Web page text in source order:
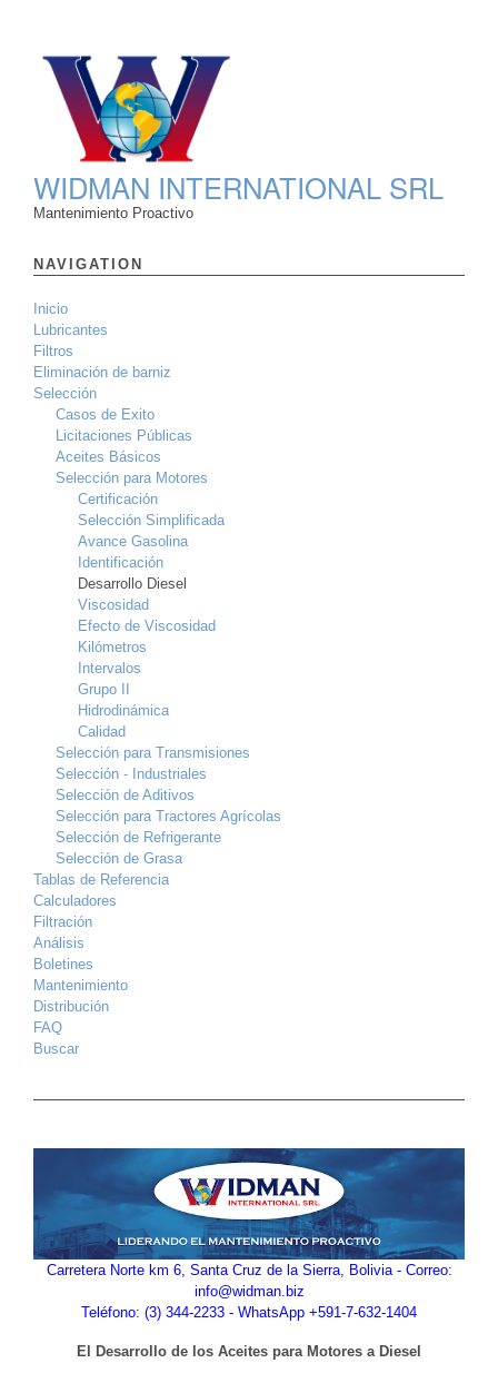
WIDMAN INTERNATIONAL SRL
Mantenimiento Proactivo
NAVIGATION
Inicio
Lubricantes
Filtros
Eliminación de barniz
Selección
Casos de Exito
Licitaciones Públicas
Aceites Básicos
Selección para Motores
Certificación
Selección Simplificada
Avance Gasolina
Identificación
Desarrollo Diesel
Viscosidad
Efecto de Viscosidad
Kilómetros
Intervalos
Grupo II
Hidrodinámica
Calidad
Selección para Transmisiones
Selección - Industriales
Selección de Aditivos
Selección para Tractores Agrícolas
Selección de Refrigerante
Selección de Grasa
Tablas de Referencia
Calculadores
Filtración
Análisis
Boletines
Mantenimiento
Distribución
FAQ
Buscar
Carretera Norte km 6, Santa Cruz de la Sierra, Bolivia - Correo:
info@widman.biz
Teléfono: (3) 344-2233 - WhatsApp +591-7-632-1404
El Desarrollo de los Aceites para Motores a Diesel